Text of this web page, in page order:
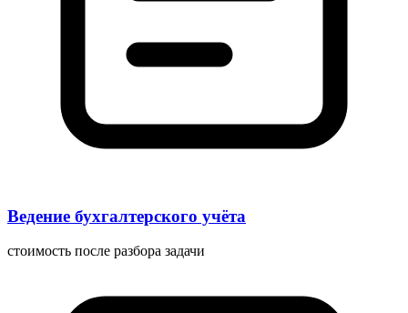
Ведение бухгалтерского учёта
стоимость после разбора задачи